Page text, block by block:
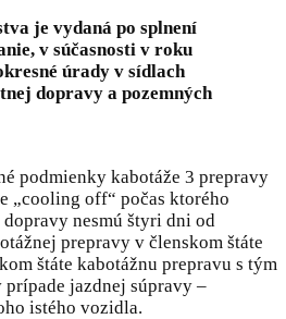
je vydaná po splnení
v súčasnosti v roku
úrady v sídlach
dopravy a pozemných
podmienky kabotáže 3 prepravy
„cooling off“ počas ktorého
nesmú štyri dni od
prepravy v členskom štáte
štáte kabotážnu prepravu s tým
jazdnej súpravy –
istého vozidla.